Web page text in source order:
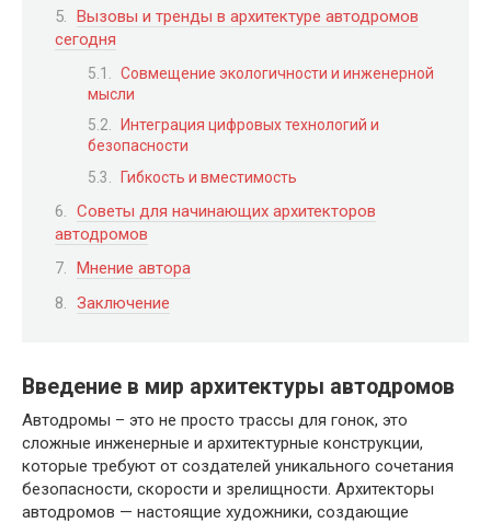
Вызовы и тренды в архитектуре автодромов
сегодня
Совмещение экологичности и инженерной
мысли
Интеграция цифровых технологий и
безопасности
Гибкость и вместимость
Советы для начинающих архитекторов
автодромов
Мнение автора
Заключение
Введение в мир архитектуры автодромов
Автодромы – это не просто трассы для гонок, это
сложные инженерные и архитектурные конструкции,
которые требуют от создателей уникального сочетания
безопасности, скорости и зрелищности. Архитекторы
автодромов — настоящие художники, создающие